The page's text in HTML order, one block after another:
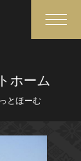
ホーム
とほーむ